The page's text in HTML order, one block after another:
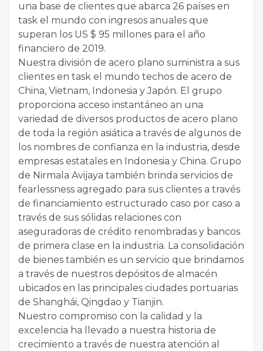
una base de clientes que abarca 26 países en
task el mundo con ingresos anuales que
superan los US $ 95 millones para el año
financiero de 2019.
Nuestra división de acero plano suministra a sus
clientes en task el mundo techos de acero de
China, Vietnam, Indonesia y Japón. El grupo
proporciona acceso instantáneo an una
variedad de diversos productos de acero plano
de toda la región asiática a través de algunos de
los nombres de confianza en la industria, desde
empresas estatales en Indonesia y China. Grupo
de Nirmala Avijaya también brinda servicios de
fearlessness agregado para sus clientes a través
de financiamiento estructurado caso por caso a
través de sus sólidas relaciones con
aseguradoras de crédito renombradas y bancos
de primera clase en la industria. La consolidación
de bienes también es un servicio que brindamos
a través de nuestros depósitos de almacén
ubicados en las principales ciudades portuarias
de Shanghái, Qingdao y Tianjin.
Nuestro compromiso con la calidad y la
excelencia ha llevado a nuestra historia de
crecimiento a través de nuestra atención al